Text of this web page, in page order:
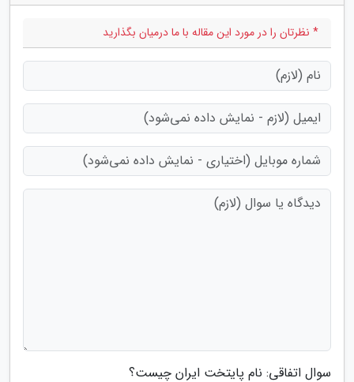
* نظرتان را در مورد این مقاله با ما درمیان بگذارید
سوال اتفاقی: نام پایتخت ایران چیست؟